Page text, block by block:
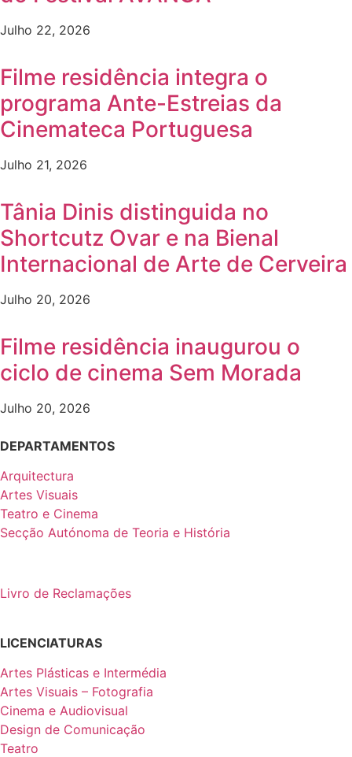
Julho 22, 2026
Filme residência integra o
programa Ante-Estreias da
Cinemateca Portuguesa
Julho 21, 2026
Tânia Dinis distinguida no
Shortcutz Ovar e na Bienal
Internacional de Arte de Cerveira
Julho 20, 2026
Filme residência inaugurou o
ciclo de cinema Sem Morada
Julho 20, 2026
DEPARTAMENTOS
Arquitectura
Artes Visuais
Teatro e Cinema
Secção Autónoma de Teoria e História
Livro de Reclamações
LICENCIATURAS
Artes Plásticas e Intermédia
Artes Visuais – Fotografia
Cinema e Audiovisual
Design de Comunicação
Teatro